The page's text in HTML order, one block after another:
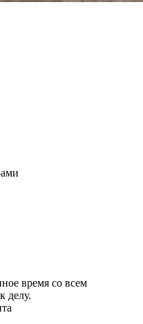
время со всем
делу.